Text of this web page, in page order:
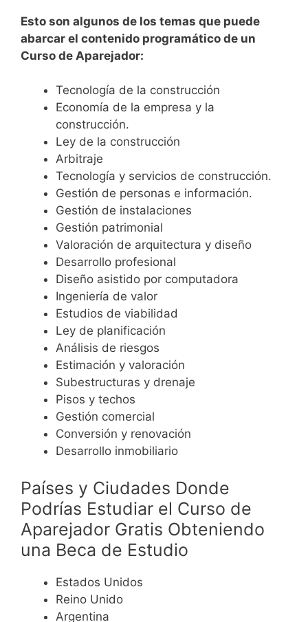
Esto son algunos de los temas que puede
abarcar el contenido programático de un
Curso de Aparejador:
Tecnología de la construcción
Economía de la empresa y la
construcción.
Ley de la construcción
Arbitraje
Tecnología y servicios de construcción.
Gestión de personas e información.
Gestión de instalaciones
Gestión patrimonial
Valoración de arquitectura y diseño
Desarrollo profesional
Diseño asistido por computadora
Ingeniería de valor
Estudios de viabilidad
Ley de planificación
Análisis de riesgos
Estimación y valoración
Subestructuras y drenaje
Pisos y techos
Gestión comercial
Conversión y renovación
Desarrollo inmobiliario
Países y Ciudades Donde
Podrías Estudiar el Curso de
Aparejador Gratis Obteniendo
una Beca de Estudio
Estados Unidos
Reino Unido
Argentina